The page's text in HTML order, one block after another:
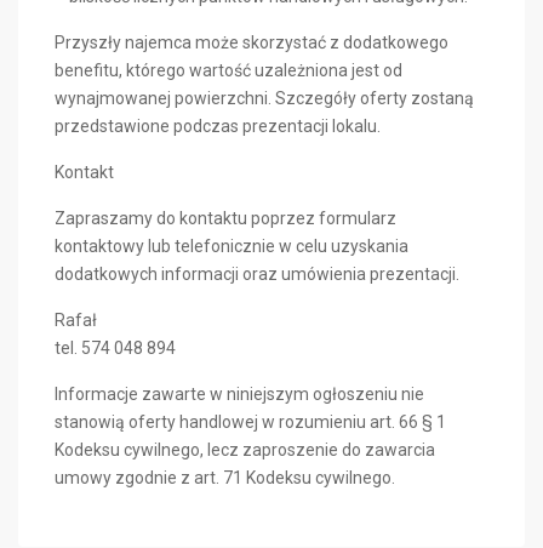
Przyszły najemca może skorzystać z dodatkowego
benefitu, którego wartość uzależniona jest od
wynajmowanej powierzchni. Szczegóły oferty zostaną
przedstawione podczas prezentacji lokalu.
Kontakt
Zapraszamy do kontaktu poprzez formularz
kontaktowy lub telefonicznie w celu uzyskania
dodatkowych informacji oraz umówienia prezentacji.
Rafał
tel. 574 048 894
Informacje zawarte w niniejszym ogłoszeniu nie
stanowią oferty handlowej w rozumieniu art. 66 § 1
Kodeksu cywilnego, lecz zaproszenie do zawarcia
umowy zgodnie z art. 71 Kodeksu cywilnego.